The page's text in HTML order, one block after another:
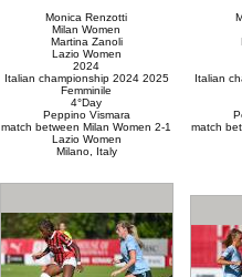
Monica Renzotti
Milan Women
Martina Zanoli
Lazio Women
2024
Italian championship 2024 2025
Femminile
4°Day
Peppino Vismara
match between Milan Women 2-1
Lazio Women
Milano, Italy
Italian
match